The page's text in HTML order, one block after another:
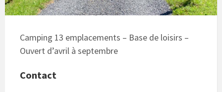
Camping 13 emplacements – Base de loisirs –
Ouvert d’avril à septembre
Contact